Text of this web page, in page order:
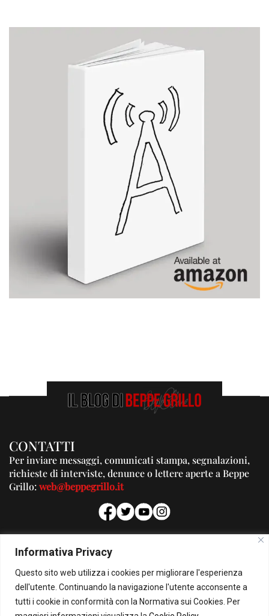
Informativa Privacy
Questo sito web utilizza i cookies per migliorare l'esperienza
dell'utente. Continuando la navigazione l'utente acconsente a
tutti i cookie in conformità con la Normativa sui Cookies. Per
CONTATTI
Per inviare messaggi, comunicati stampa, segnalazioni,
richieste di interviste, denunce o lettere aperte a Beppe
Grillo:web@beppegrillo.it
PUBBLICITA'
Per la tua pubblicità su questo Blog:
pubblicita@beppegrillo.it